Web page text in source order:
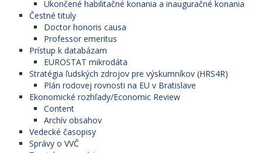
Ukončené habilitačné konania a inauguračné konania
Čestné tituly
Doctor honoris causa
Professor emeritus
Prístup k databázam
EUROSTAT mikrodáta
Stratégia ľudských zdrojov pre výskumníkov (HRS4R)
Plán rodovej rovnosti na EU v Bratislave
Ekonomické rozhľady/Economic Review
Content
Archív obsahov
Vedecké časopisy
Správy o VVČ